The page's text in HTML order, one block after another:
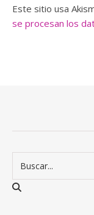
Este sitio usa
se procesan los